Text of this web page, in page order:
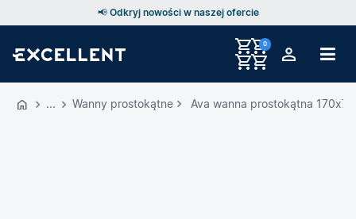
📢 Odkryj nowości w naszej ofercie
0
Wanny prostokątne Ava wanna prostokątna 170x70